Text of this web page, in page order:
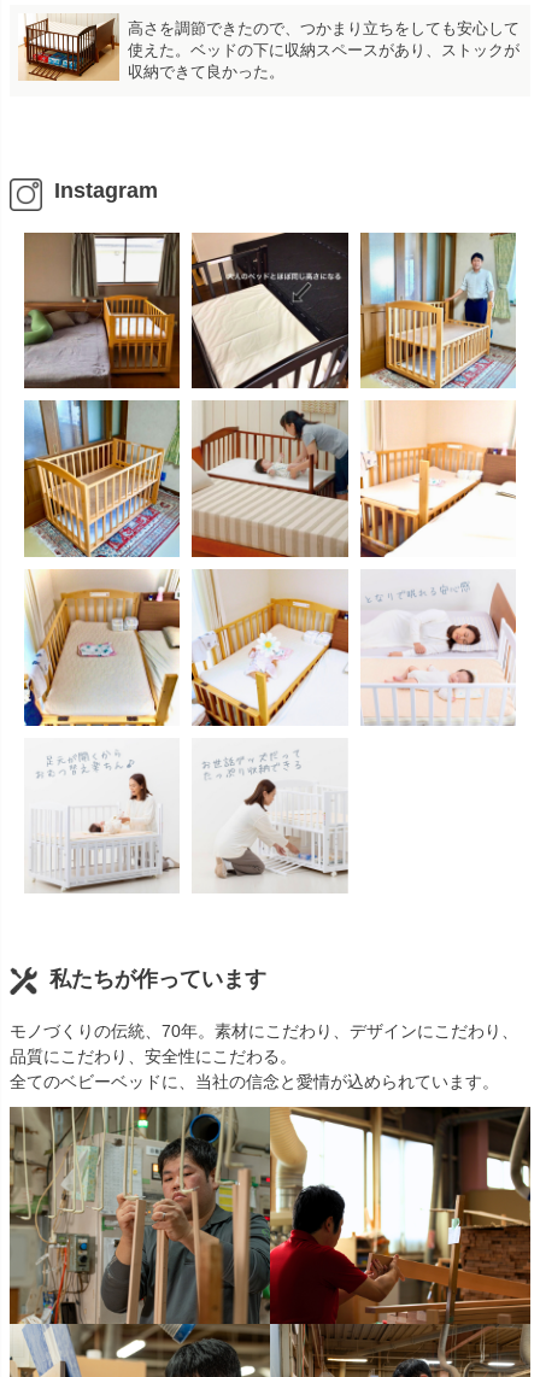
高さを調節できたので、つかまり立ちをしても安心して
使えた。ベッドの下に収納スペースがあり、ストックが
収納できて良かった。
Instagram
私たちが作っています
モノづくりの伝統、70年。素材にこだわり、デザインにこだわり、
品質にこだわり、安全性にこだわる。
全てのベビーベッドに、当社の信念と愛情が込められています。